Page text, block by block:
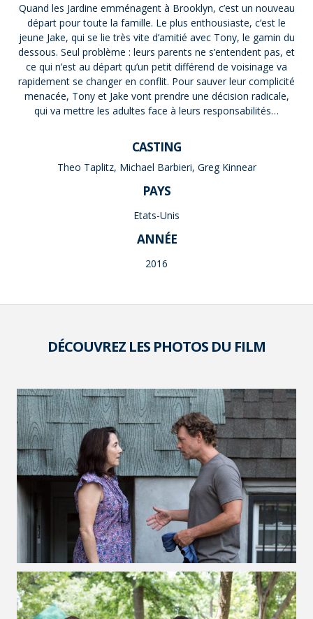
Quand les Jardine emménagent à Brooklyn, c’est un nouveau
départ pour toute la famille. Le plus enthousiaste, c’est le
jeune Jake, qui se lie très vite d’amitié avec Tony, le gamin du
dessous. Seul problème : leurs parents ne s’entendent pas, et
ce qui n’est au départ qu’un petit différend de voisinage va
rapidement se changer en conflit. Pour sauver leur complicité
menacée, Tony et Jake vont prendre une décision radicale,
qui va mettre les adultes face à leurs responsabilités…
CASTING
Theo Taplitz, Michael Barbieri, Greg Kinnear
PAYS
Etats-Unis
ANNÉE
2016
DÉCOUVREZ LES PHOTOS DU FILM
VOIR LA PHOTO EN GRAND FORMAT